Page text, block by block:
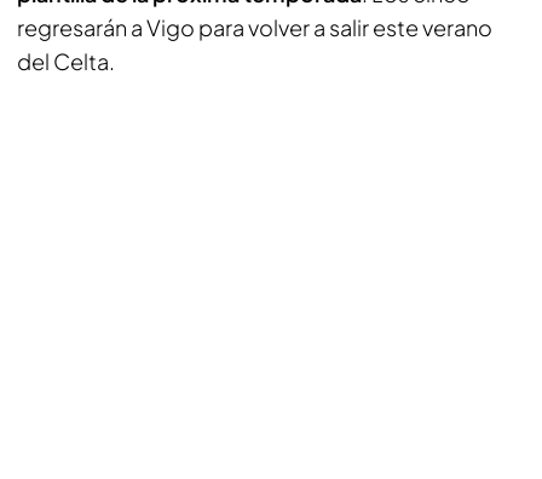
regresarán a Vigo para volver a salir este verano
del Celta.